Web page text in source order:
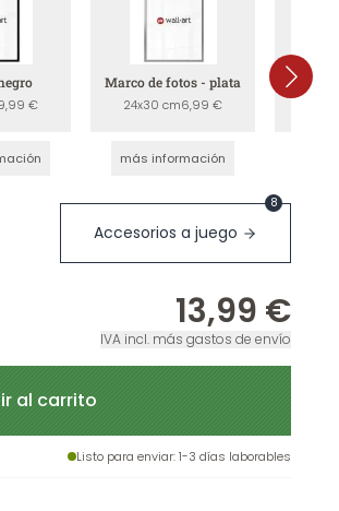
€
Marco de fotos - plata
24x30 cm6,99 €
más información
Accesorios a juego
8
13,99 €
IVA incl. más gastos de envío
al carrito
Listo para enviar: 1-3 días laborables